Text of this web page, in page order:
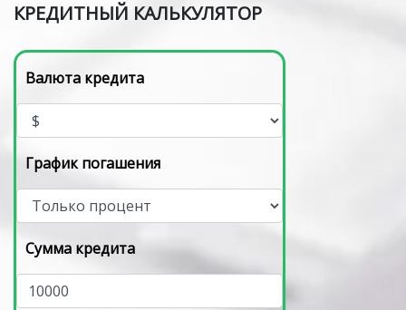
КРЕДИТНЫЙ КАЛЬКУЛЯТОР
Валюта кредита
График погашения
Сумма кредита